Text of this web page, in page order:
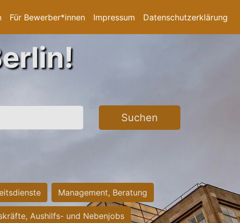
Für Bewerber*innen Impressum Datenschutzerklärung
Suchen
Management, Beratung
Aushilfs- und Nebenjobs